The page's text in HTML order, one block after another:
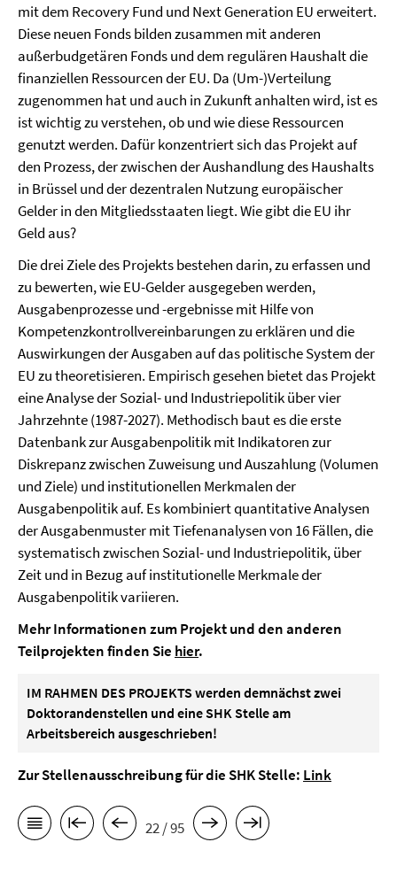
mit dem Recovery Fund und Next Generation EU erweitert.
Diese neuen Fonds bilden zusammen mit anderen
außerbudgetären Fonds und dem regulären Haushalt die
finanziellen Ressourcen der EU. Da (Um-)Verteilung
zugenommen hat und auch in Zukunft anhalten wird, ist es
ist wichtig zu verstehen, ob und wie diese Ressourcen
genutzt werden. Dafür konzentriert sich das Projekt auf
den Prozess, der zwischen der Aushandlung des Haushalts
in Brüssel und der dezentralen Nutzung europäischer
Gelder in den Mitgliedsstaaten liegt. Wie gibt die EU ihr
Geld aus?
Die drei Ziele des Projekts bestehen darin, zu erfassen und
zu bewerten, wie EU-Gelder ausgegeben werden,
Ausgabenprozesse und -ergebnisse mit Hilfe von
Kompetenzkontrollvereinbarungen zu erklären und die
Auswirkungen der Ausgaben auf das politische System der
EU zu theoretisieren. Empirisch gesehen bietet das Projekt
eine Analyse der Sozial- und Industriepolitik über vier
Jahrzehnte (1987-2027). Methodisch baut es die erste
Datenbank zur Ausgabenpolitik mit Indikatoren zur
Diskrepanz zwischen Zuweisung und Auszahlung (Volumen
und Ziele) und institutionellen Merkmalen der
Ausgabenpolitik auf. Es kombiniert quantitative Analysen
der Ausgabenmuster mit Tiefenanalysen von 16 Fällen, die
systematisch zwischen Sozial- und Industriepolitik, über
Zeit und in Bezug auf institutionelle Merkmale der
Ausgabenpolitik variieren.
Mehr Informationen zum Projekt und den anderen
Teilprojekten finden Sie hier.
IM RAHMEN DES PROJEKTS werden demnächst zwei
Doktorandenstellen und eine SHK Stelle am
Arbeitsbereich ausgeschrieben!
Zur Stellenausschreibung für die SHK Stelle: Link
22 / 95